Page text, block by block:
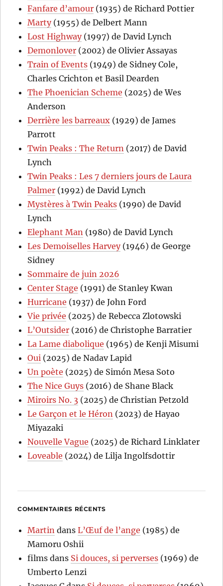
Fanfare d’amour (1935) de Richard Pottier
Marty(1955) de Delbert Mann
Lost Highway(1997) de David Lynch
Demonlover (2002) de Olivier Assayas
Train of Events (1949) de Sidney Cole,
Charles Crichton et Basil Dearden
The Phoenician Scheme (2025) de Wes
Anderson
Derrière les barreaux (1929) de James
Parrott
Twin Peaks : The Return (2017) de David
Lynch
Twin Peaks : Les 7 derniers jours de Laura
Palmer (1992) de David Lynch
Mystères à Twin Peaks (1990) de David
Lynch
Elephant Man (1980) de David Lynch
Les Demoiselles Harvey(1946) de George
Sidney
Sommaire de juin 2026
Center Stage (1991) de Stanley Kwan
Hurricane (1937) de John Ford
Vie privée (2025) de Rebecca Zlotowski
L’Outsider (2016) de Christophe Barratier
La Lame diabolique (1965) de Kenji Misumi
Oui (2025) de Nadav Lapid
Un poète (2025) de Simón Mesa Soto
The Nice Guys (2016) de Shane Black
Miroirs No. 3 (2025) de Christian Petzold
Le Garçon et le Héron (2023) de Hayao
Miyazaki
Nouvelle Vague (2025) de Richard Linklater
Loveable (2024) de Lilja Ingolfsdottir
COMMENTAIRES RÉCENTS
Martin dansL’Œuf de l’ange (1985) de
Mamoru Oshii
films dans Si douces, si perverses (1969) de
Umberto Lenzi